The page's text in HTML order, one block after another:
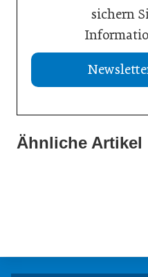
sichern
Ähnliche Artikel
10. Juni 2026